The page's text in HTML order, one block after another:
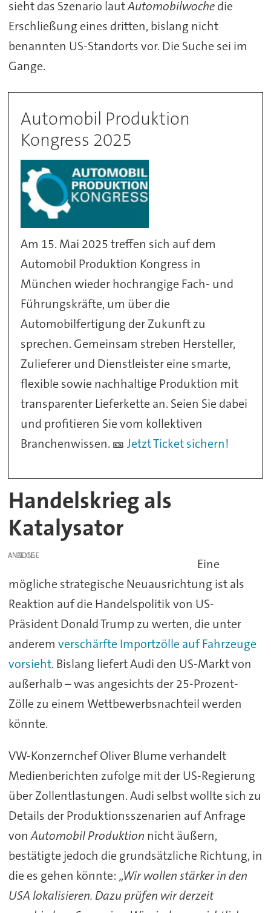
siehtdas Szenario lautAutomobilwochedie
Erschließung eines dritten, bislang nicht
benannten US-Standortsvor. Die Suche sei im
Gange.
Automobil Produktion
Kongress 2025
Am 15. Mai 2025 treffen sich auf dem
Automobil Produktion Kongress in
München wieder hochrangige Fach- und
Führungskräfte, um über die
Automobilfertigung der Zukunft zu
sprechen. Gemeinsam streben Hersteller,
Zulieferer und Dienstleister eine smarte,
flexible sowie nachhaltige Produktion mit
transparenter Lieferkette an. Seien Sie dabei
und profitieren Sie vom kollektiven
Branchenwissen. 🎫Jetzt Ticket sichern!
Handelskriegals
Katalysator
ANZEIGE
Eine
mögliche strategische Neuausrichtung ist als
Reaktion auf die Handelspolitik von US-
Präsident Donald Trump zu werten, die unter
anderem verschärfte Importzölle auf Fahrzeuge
vorsieht. Bislang liefert Audi den US-Markt von
außerhalb – was angesichts der 25-Prozent-
Zölle zu einem Wettbewerbsnachteil werden
könnte.
VW-Konzernchef Oliver Blume verhandelt
Medienberichten zufolge mit der US-Regierung
über Zollentlastungen. Audi selbst wollte sich zu
Details der Produktionsszenarien auf Anfrage
vonAutomobil Produktion nicht äußern,
bestätigte jedoch die grundsätzliche Richtung, in
die es gehen könnte: „Wir wollen stärker in den
USA lokalisieren. Dazu prüfen wir derzeit